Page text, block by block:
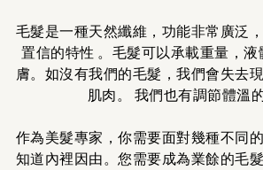
毛髮是一種天然纖維，功能非常廣泛
置信的特性 。毛髮可以承載重量，
膚。如沒有我們的毛髮，我們會失去
肌肉。 我們也有調節體溫的
作為美髮專家，你需要面對幾種不同
知道內裡因由。您需要成為業餘的毛